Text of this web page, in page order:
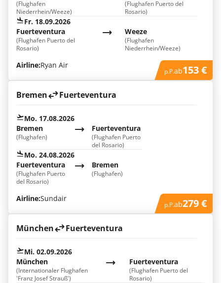
(Flughafen
Niederrhein/Weeze)
(Flughafen Puerto del
Rosario)
Fr. 18.09.2026
Weeze
(Flughafen
Niederrhein/Weeze)
Fuerteventura
(Flughafen Puerto del
Rosario)
Airline:Ryan Air
p.P.ab153 €
Bremen Fuerteventura
Mo. 17.08.2026
Bremen
(Flughafen)
Fuerteventura
(Flughafen Puerto
del Rosario)
Mo. 24.08.2026
Bremen
(Flughafen)
Fuerteventura
(Flughafen Puerto
del Rosario)
Airline:Sundair
p.P.ab279 €
München Fuerteventura
Mi. 02.09.2026
München
(Internationaler Flughafen
'Franz Josef Strauß')
Fuerteventura
(Flughafen Puerto del
Rosario)